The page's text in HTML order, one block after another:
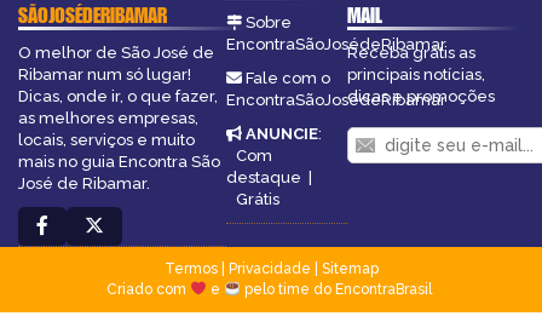
SÃOJOSÉDERIBAMAR
O melhor de São José de
Ribamar num só lugar!
Dicas, onde ir, o que fazer,
as melhores empresas,
locais, serviços e muito
mais no guia Encontra São
José de Ribamar.
Sobre
EncontraSãoJosédeRibamar
Fale com o
EncontraSãoJosédeRibamar
ANUNCIE:
Com
destaque |
Grátis
MAIL
Receba grátis as
principais notícias,
dicas e promoções
Termos| Privacidade
Sitemap
Criado com
e pelo time do EncontraBrasil